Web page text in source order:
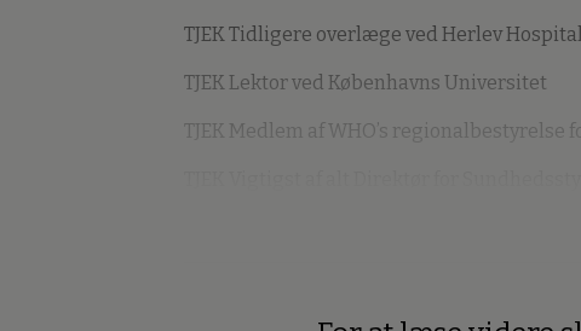
TJEK Tidligere overlæge ved Herlev Hospital
TJEK Lektor ved Københavns Universitet
TJEK Medlem af WHO’s regionalbestyrelse